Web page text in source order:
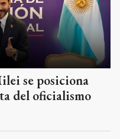
se posiciona
del oficialismo